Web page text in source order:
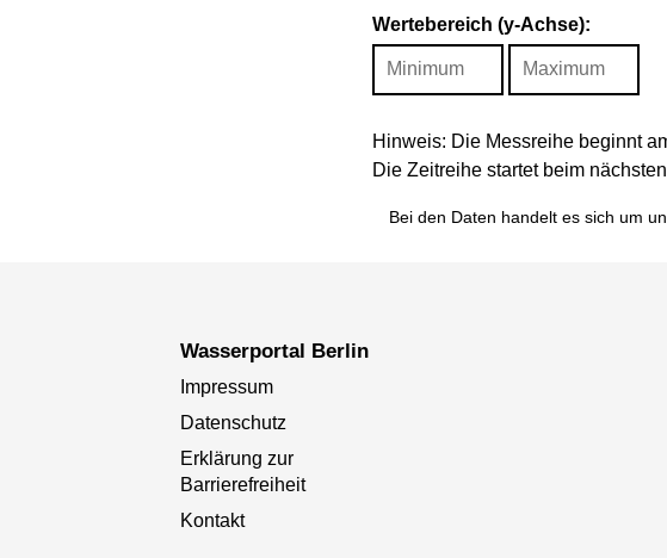
Wertebereich (y-Achse):
Hinweis: Die Messreihe beginnt
Die Zeitreihe startet beim
Bei den Daten handelt es sich um
Wasserportal Berlin
Impressum
Datenschutz
Erklärung zur
Barrierefreiheit
Kontakt